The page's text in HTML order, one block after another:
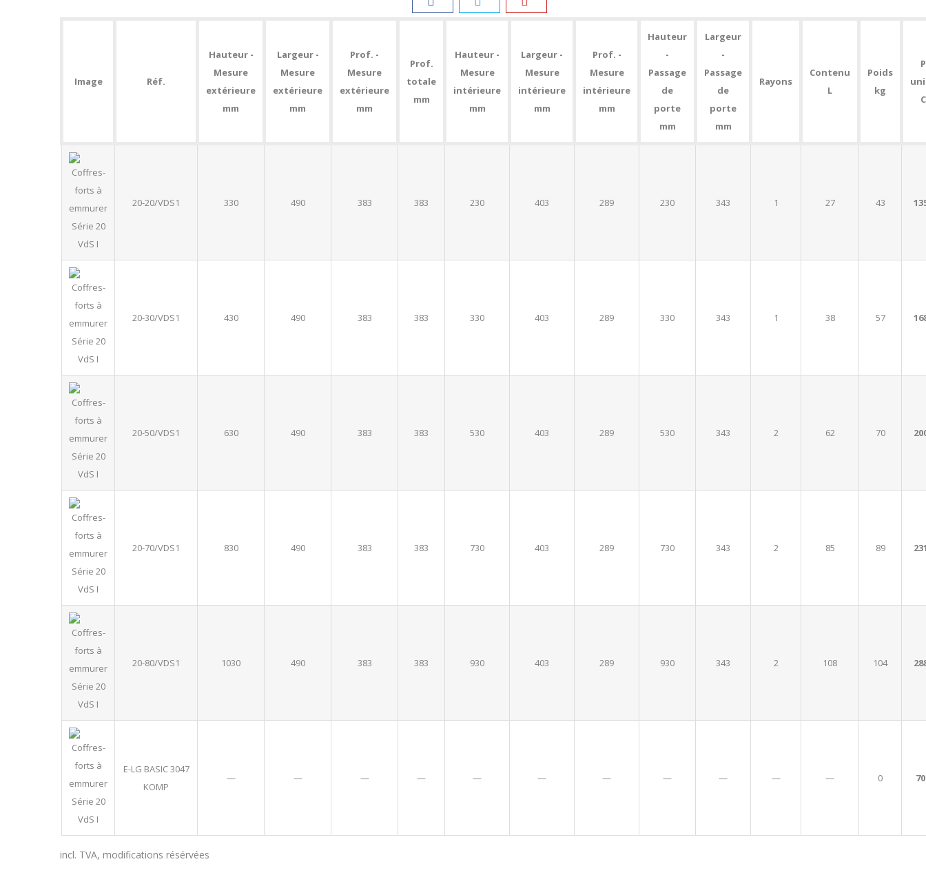
Image Réf.
Hauteur -
Mesure
extérieure
mm
Largeur -
Mesure
extérieure
mm
Prof. -
Mesure
extérieure
mm
Prof.
totale
mm
Hauteur -
Mesure
intérieure
mm
Largeur -
Mesure
intérieure
mm
Prof. -
Mesure
intérieure
mm
Hauteur
-
Passage
de
porte
mm
Largeur
-
Passage
de
porte
mm
Rayons
Contenu
L
Poids
kg
20-20/VDS1 330 490 383 383 230 403 289 230 343 1 27 43
20-30/VDS1 430 490 383 383 330 403 289 330 343 1 38 57
20-50/VDS1 630 490 383 383 530 403 289 530 343 2 62 70
20-70/VDS1 830 490 383 383 730 403 289 730 343 2 85 89
20-80/VDS1 1030 490 383 383 930 403 289 930 343 2 108 104
E-LG BASIC 3047
KOMP
— — — — — — — — — — — 0
incl. TVA, modifications résérvées